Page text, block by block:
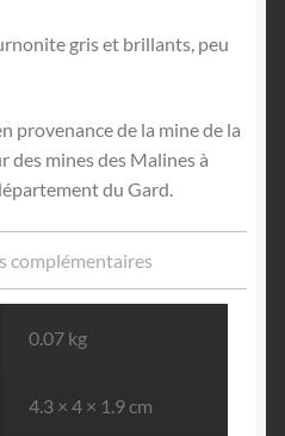
gris et brillants, peu
provenance de la mine de la
des mines des Malines à
du Gard.
0.07 kg
4.3 × 4 × 1.9 cm